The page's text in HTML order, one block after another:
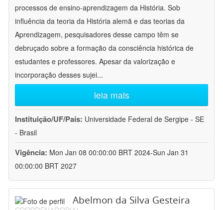
processos de ensino-aprendizagem da História. Sob
influência da teoria da História alemã e das teorias da
Aprendizagem, pesquisadores desse campo têm se
debruçado sobre a formação da consciência histórica de
estudantes e professores. Apesar da valorização e
incorporação desses sujei...
leia mais
Instituição/UF/País: Universidade Federal de Sergipe - SE
- Brasil
Vigência: Mon Jan 08 00:00:00 BRT 2024-Sun Jan 31
00:00:00 BRT 2027
Abelmon da Silva Gesteira